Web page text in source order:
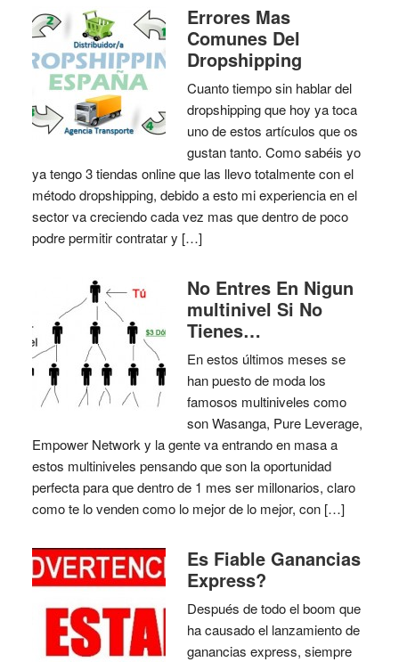
Errores Mas
Comunes Del
Dropshipping
Cuanto tiempo sin hablar del
dropshipping que hoy ya toca
uno de estos artículos que os
gustan tanto. Como sabéis yo
ya tengo 3 tiendas online que las llevo totalmente con el
método dropshipping, debido a esto mi experiencia en el
sector va creciendo cada vez mas que dentro de poco
podre permitir contratar y […]
No Entres En Nigun
multinivel Si No
Tienes…
En estos últimos meses se
han puesto de moda los
famosos multiniveles como
son Wasanga, Pure Leverage,
Empower Network y la gente va entrando en masa a
estos multiniveles pensando que son la oportunidad
perfecta para que dentro de 1 mes ser millonarios, claro
como te lo venden como lo mejor de lo mejor, con […]
Es Fiable Ganancias
Express?
Después de todo el boom que
ha causado el lanzamiento de
ganancias express, siempre